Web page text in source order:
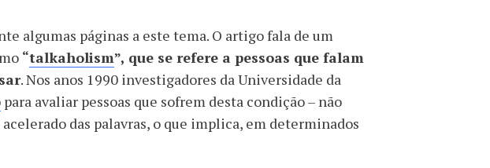
algumas páginas a este tema. O artigo fala de um
“talkaholism”, que se refere a pessoas que falam
. Nos anos 1990 investigadores da Universidade da
para avaliar pessoas que sofrem desta condição – não
das palavras, o que implica, em determinados